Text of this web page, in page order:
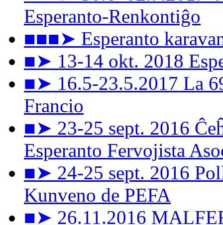
Esperanto-Renkontiĝo
■■■➤ Esperanto
■➤ 13-14 okt. 2018
■➤ 16.5-23.5.2017 La
Francio
■➤ 23-25 sept. 2016
Esperanto Fervojista
■➤ 24-25 sept. 2016
Kunveno de PEFA
■➤ 26.11.2016